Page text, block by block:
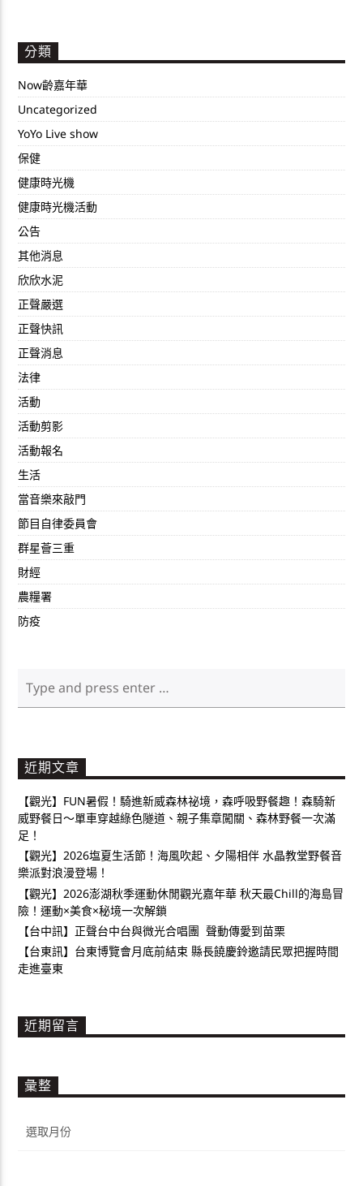
分類
Now齡嘉年華
Uncategorized
YoYo Live show
保健
健康時光機
健康時光機活動
公告
其他消息
欣欣水泥
正聲嚴選
正聲快訊
正聲消息
法律
活動
活動剪影
活動報名
生活
當音樂來敲門
節目自律委員會
群星薈三重
財經
農糧署
防疫
近期文章
【觀光】FUN暑假！騎進新威森林祕境，森呼吸野餐趣！森騎新
威野餐日～單車穿越綠色隧道、親子集章闖關、森林野餐一次滿
足！
【觀光】2026塩夏生活節！海風吹起、夕陽相伴 水晶教堂野餐音
樂派對浪漫登場！
【觀光】2026澎湖秋季運動休閒觀光嘉年華 秋天最Chill的海島冒
險！運動×美食×秘境一次解鎖
【台中訊】正聲台中台與微光合唱團 聲動傳愛到苗栗
【台東訊】台東博覽會月底前結束 縣長饒慶鈴邀請民眾把握時間
走進臺東
近期留言
彙整
整